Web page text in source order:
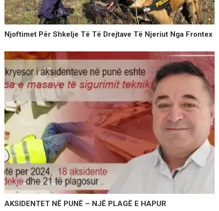
Njoftimet Pёr Shkelje Tё Tё Drejtave Tё Njeriut Nga Frontex
AKSIDENTET NË PUNË – NJË PLAGË E HAPUR